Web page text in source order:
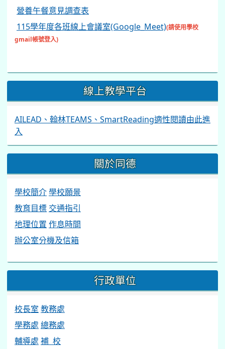
營養午餐意見調查表
115學年度各班線上會議室(Google_Meet)(請使用學校
gmail帳號登入)
線上教學平台
AILEAD、翰林TEAMS、SmartReading適性閱讀由此進
入
關於同德
學校簡介學校願景
教育目標 交通指引
地理位置 作息時間
辦公室分機及信箱
行政單位
校長室 教務處
學務處 總務處
輔導處 補 校